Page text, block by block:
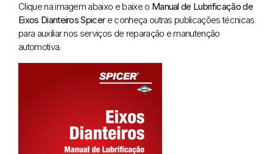
Clique na imagem abaixo e baixe o Manual de Lubrificação de
Eixos Dianteiros Spicere conheça outras publicações técnicas
para auxiliar nos serviços de reparação e manutenção
automotiva.